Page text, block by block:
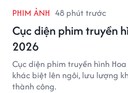
PHIM ẢNH 48 phút trước
Cục diện phim truyền
2026
Cục diện phim truyền hình
khác biệt lên ngôi, lưu lượng
thành công.